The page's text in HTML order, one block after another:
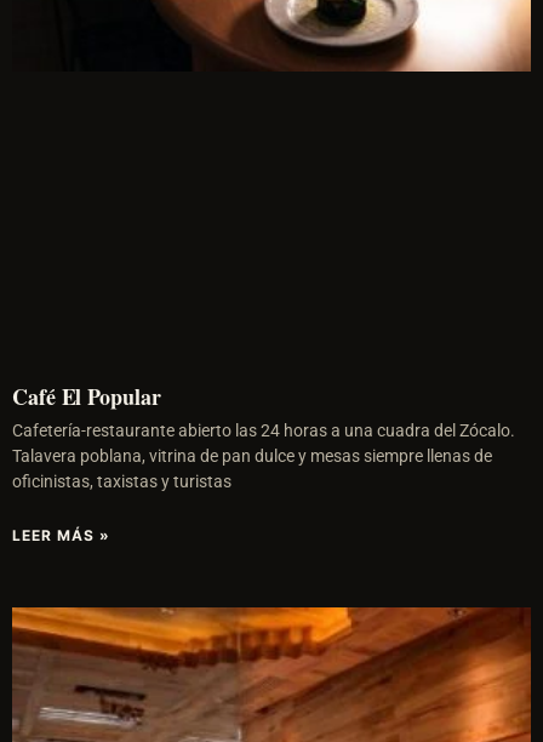
Café El Popular
Cafetería-restaurante abierto las 24 horas a una cuadra del Zócalo.
Talavera poblana, vitrina de pan dulce y mesas siempre llenas de
oficinistas, taxistas y turistas
LEER MÁS »